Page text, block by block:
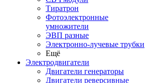
Тиратрон
Фотоэлектронные
умножители
ЭВП разные
Электронно-лучевые трубки
Ещё
Электродвигатели
Двигатели генераторы
Двигатели реверсивные